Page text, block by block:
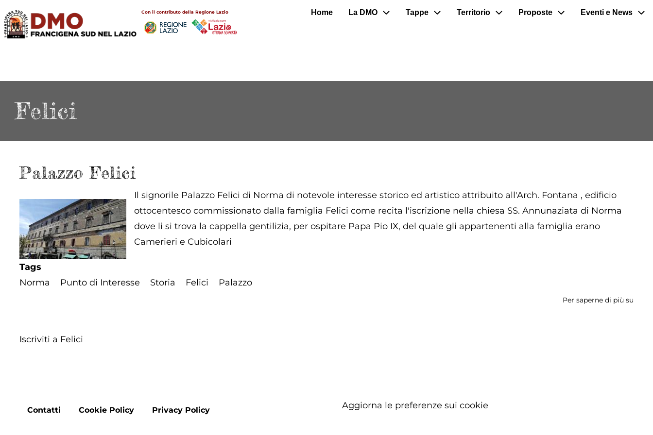
Salta
al
contenuto
Con il contributo della Regione Lazio
Main
navigation
Home La DMO Tappe Territorio Proposte Eventi e News
Felici
Palazzo Felici
Il signorile Palazzo Felici di Norma di notevole interesse storico ed artistico attribuito all'Arch. Fontana , edificio
ottocentesco commissionato dalla famiglia Felici come recita l'iscrizione nella chiesa SS. Annunaziata di Norma
dove li si trova la cappella gentilizia, per ospitare Papa Pio IX, del quale gli appartenenti alla famiglia erano
Camerieri e Cubicolari
Tags
Norma
Punto di Interesse Storia Felici Palazzo
Per saperne di più su
Iscriviti a Felici
Footer
Contatti Cookie Policy Privacy Policy Aggiorna le preferenze sui cookie